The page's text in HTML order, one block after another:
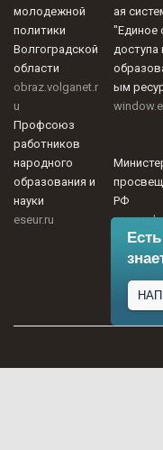
молодежной
политики
Волгоградской
области
obraz.volganet.r
u
ая
"Единое
доступа
ым
Профсоюз
работников
народного
образования и
науки
eseur.ru
РФ